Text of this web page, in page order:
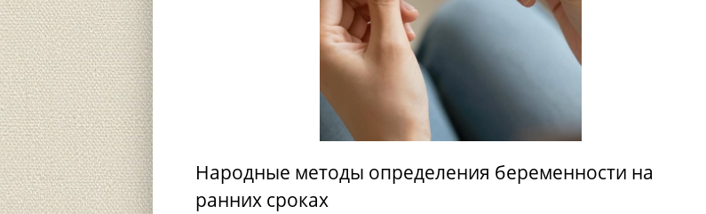
Народные методы определения беременности на
ранних сроках